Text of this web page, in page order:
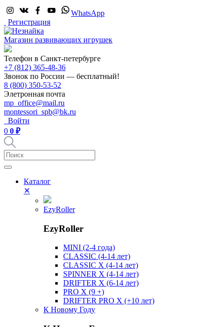
WhatsApp
Регистрация
Магазин развивающих игрушек
Телефон в Санкт-петербурге
+7 (812) 365-48-36
Звонок по России — бесплатный!
8 (800) 350-53-52
Элетронная почта
mp_office@mail.ru
montessori_spb@bk.ru
Войти
0 0 ₽
Каталог
✕
EzyRoller
EzyRoller
MINI (2-4 года)
CLASSIC (4-14 лет)
CLASSIC X (4-14 лет)
SPINNER X (4-14 лет)
DRIFTER X (6-14 лет)
PRO X (9 +)
DRIFTER PRO X (+10 лет)
К Новому Году